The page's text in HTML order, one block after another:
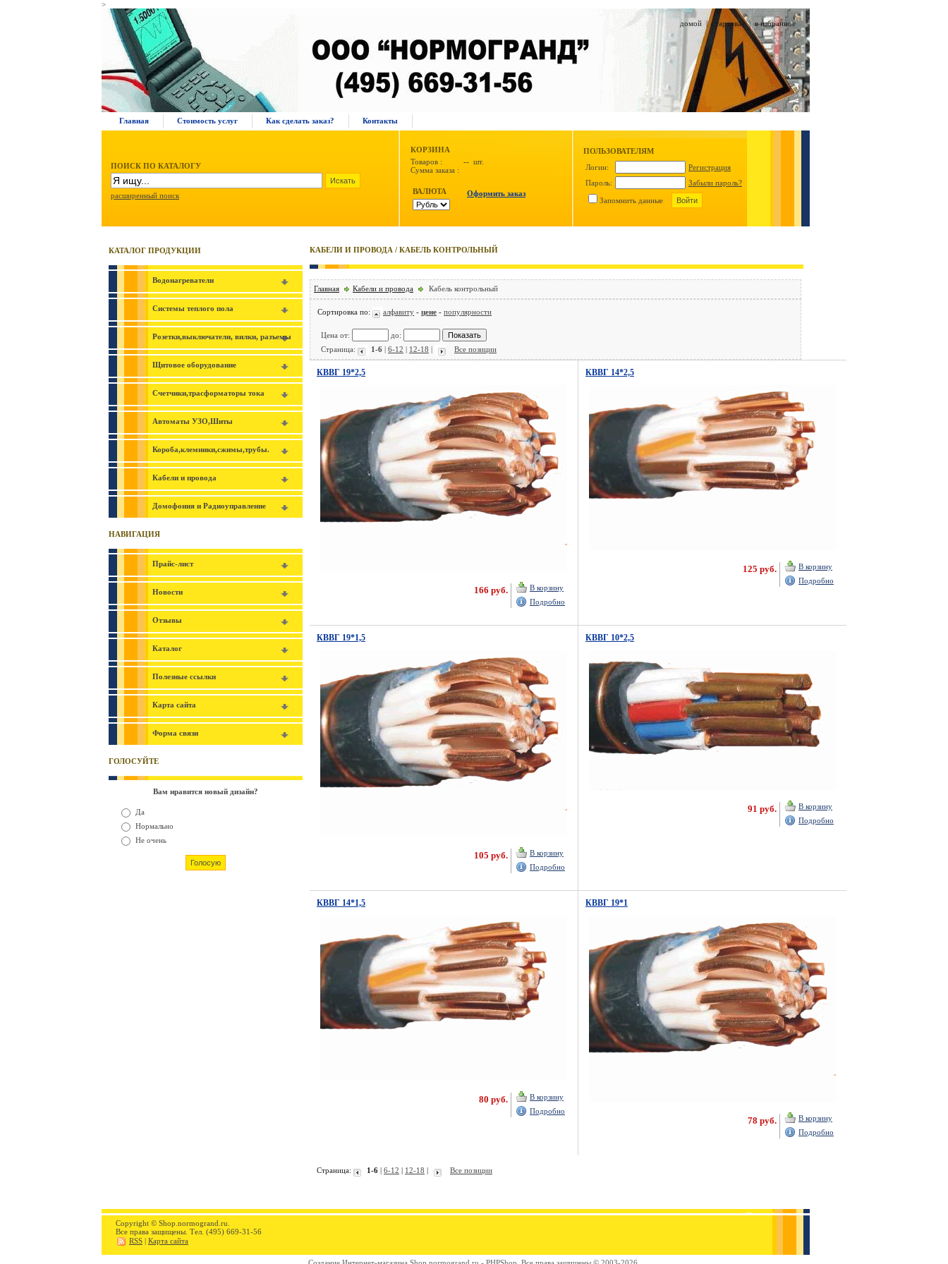
>
домой|стартовая|в избранное
Главная Стоимость услуг Как сделать заказ? Контакты
ПОИСК ПО КАТАЛОГУ
расширенный поиск
КОРЗИНА
Товаров :
-- шт.
Сумма заказа :
ВАЛЮТА Оформить заказ
ПОЛЬЗОВАТЕЛЯМ
Логин:
Регистрация
Пароль:
Забыли пароль?
Запомнить данные
КАТАЛОГ ПРОДУКЦИИ
Водонагреватели
Системы теплого пола
Розетки,выключатели, вилки, разъемы
Щитовое оборудование
Счетчики,трасформаторы тока
Автоматы УЗО,Шиты
Короба,клемники,сжимы,трубы.
Кабели и провода
Домофония и Радиоуправление
НАВИГАЦИЯ
Прайс-лист
Новости
Отзывы
Каталог
Полезные ссылки
Карта сайта
Форма связи
ГОЛОСУЙТЕ
Вам нравится новый дизайн?
Да
Нормально
Не очень
КАБЕЛИ И ПРОВОДА / КАБЕЛЬ КОНТРОЛЬНЫЙ
Главная Кабели и провода Кабель контрольный
Сортировка по: алфавиту - цене - популярности
Цена от:
до:
Страница:
1-6 | 6-12 | 12-18 | Все позиции
КВВГ 19*2,5
166 руб.
В корзину
Подробно
КВВГ 14*2,5
125 руб.
В корзину
Подробно
КВВГ 19*1,5
105 руб.
В корзину
Подробно
КВВГ 10*2,5
91 руб.
В корзину
Подробно
КВВГ 14*1,5
80 руб.
В корзину
Подробно
КВВГ 19*1
78 руб.
В корзину
Подробно
Страница: 1-6 | 6-12 | 12-18 | Все позиции
Copyright © Shop.normogrand.ru.
Все права защищены. Тел. (495) 669-31-56
RSS | Карта сайта